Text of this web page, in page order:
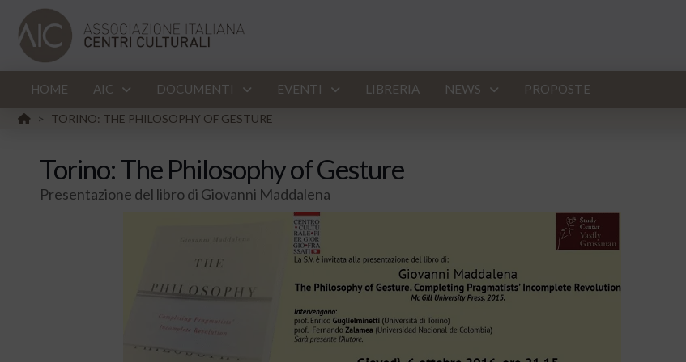
HOME AIC DOCUMENTI EVENTI LIBRERIA NEWS PROPOSTE
HOME
> TORINO: THE PHILOSOPHY OF GESTURE
Torino: The Philosophy of Gesture
Presentazione del libro di Giovanni Maddalena